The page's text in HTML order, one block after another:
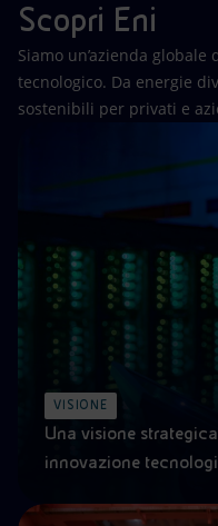
Scopri Eni
Siamo un’azienda
tecnologico. Da energie
sostenibili per privati e
VISIONE
Una visione
innovazione